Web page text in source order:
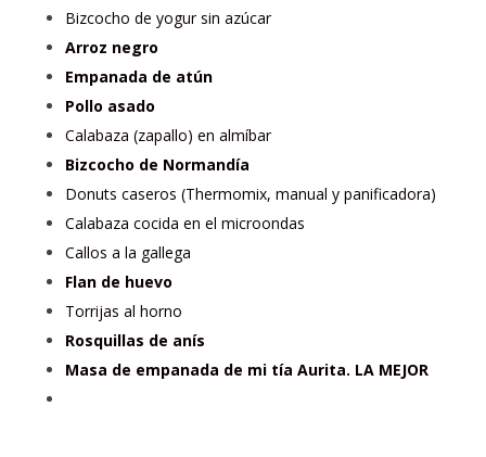
Bizcocho de yogur sin azúcar
Arroz negro
Empanada de atún
Pollo asado
Calabaza (zapallo) en almíbar
Bizcocho de Normandía
Donuts caseros (Thermomix, manual y panificadora)
Calabaza cocida en el microondas
Callos a la gallega
Flan de huevo
Torrijas al horno
Rosquillas de anís
Masa de empanada de mi tía Aurita. LA MEJOR